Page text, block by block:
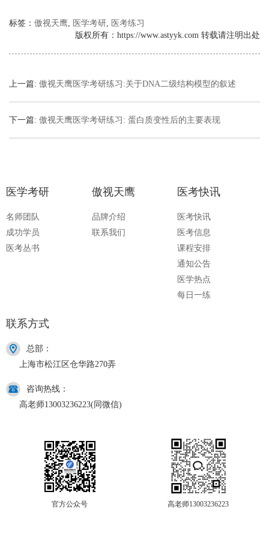
标签： 傲视天鹰, 医学考研, 医考练习
版权所有：https://www.astyyk.com 转载请注明出处
上一篇: 傲视天鹰医学考研练习:关于DNA二级结构模型的叙述
下一篇: 傲视天鹰医学考研练习: 蛋白质变性后的主要表现
医学考研
名师团队
成功学员
医考丛书
傲视天鹰
品牌介绍
联系我们
医考快讯
医考快讯
医考信息
课程安排
通知公告
医学热点
每日一练
联系方式
总部：
上海市松江区仓华路270弄
咨询热线：
高老师13003236223(同微信)
官方公众号 高老师13003236223